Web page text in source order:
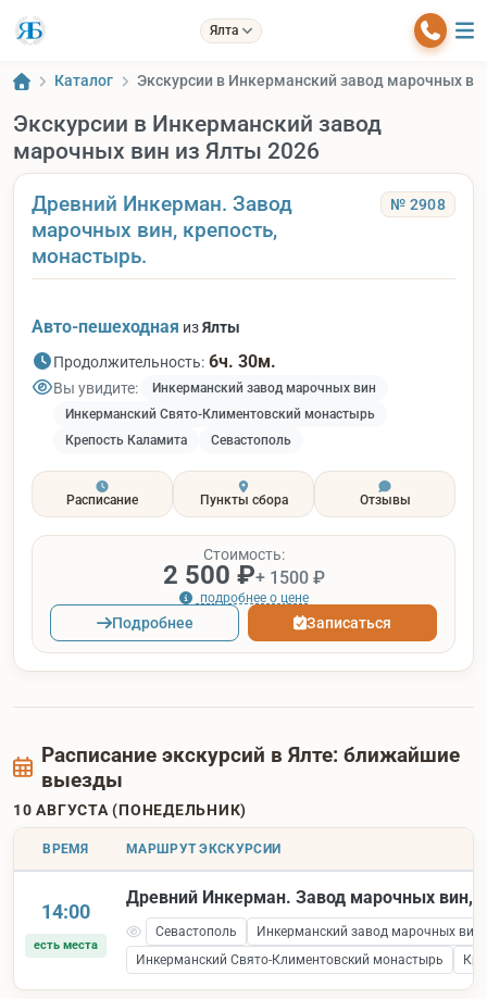
Ялта
Каталог Экскурсии в Инкерманский завод марочных
Экскурсии в Инкерманский завод
марочных вин из Ялты 2026
Древний Инкерман. Завод
марочных вин, крепость,
монастырь.
№ 2908
Авто-пешеходная изЯлты
Продолжительность: 6ч. 30м.
Вы увидите:
Инкерманский завод марочных вин
Инкерманский Свято-Климентовский монастырь
Крепость Каламита
Севастополь
Расписание Пункты сбора Отзывы
Стоимость:
2 500 ₽+ 1500 ₽
подробнее о цене
Подробнее Записаться
Расписание экскурсий в Ялте: ближайшие
выезды
10 АВГУСТА (ПОНЕДЕЛЬНИК)
ВРЕМЯ МАРШРУТ ЭКСКУРСИИ
14:00
есть места
Древний Инкерман. Завод марочных вин,
Севастополь
Инкерманский завод марочных вин
Инкерманский Свято-Климентовский монастырь